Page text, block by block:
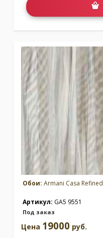
Обои: Armani Casa
Артикул: GA5 9551
Под заказ
Цена 19000 руб.